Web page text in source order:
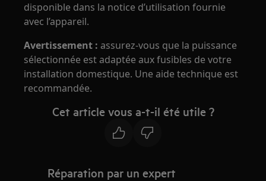
disponible dans la notice d’utilisation fournie
avec l’appareil.
Avertissement :assurez-vous que la puissance
sélectionnée est adaptée aux fusibles de votre
installation domestique. Une aide technique est
recommandée.
Cet article vous a-t-il été utile ?
Réparation par un expert